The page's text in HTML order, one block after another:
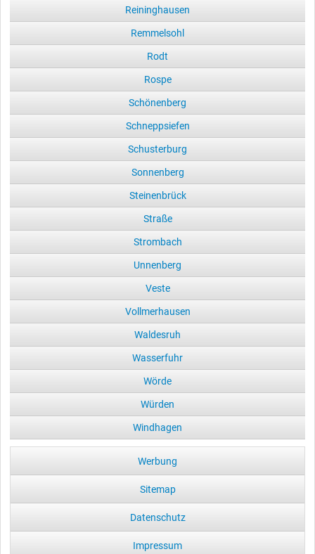
Reininghausen
Remmelsohl
Rodt
Rospe
Schönenberg
Schneppsiefen
Schusterburg
Sonnenberg
Steinenbrück
Straße
Strombach
Unnenberg
Veste
Vollmerhausen
Waldesruh
Wasserfuhr
Wörde
Würden
Windhagen
Werbung
Sitemap
Datenschutz
Impressum